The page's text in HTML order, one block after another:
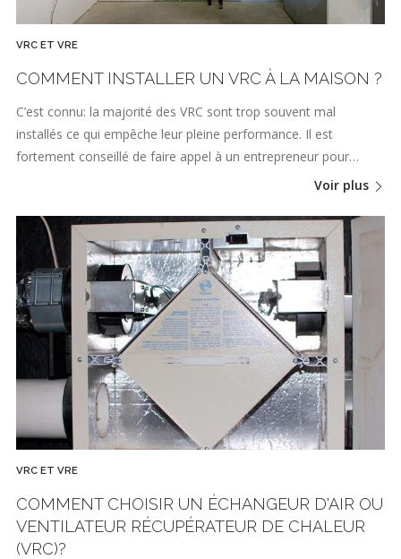
VRC ET VRE
COMMENT INSTALLER UN VRC À LA MAISON ?
C’est connu: la majorité des VRC sont trop souvent mal
installés ce qui empêche leur pleine performance. Il est
fortement conseillé de faire appel à un entrepreneur pour…
Voir plus
VRC ET VRE
COMMENT CHOISIR UN ÉCHANGEUR D'AIR OU
VENTILATEUR RÉCUPÉRATEUR DE CHALEUR
(VRC)?